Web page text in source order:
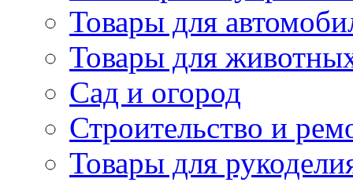
Товары для
Товары для
Сад и огород
Строительство и
Товары для